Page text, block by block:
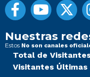
Nuestras
Estos No son canales
Total de
Visitantes Últimas